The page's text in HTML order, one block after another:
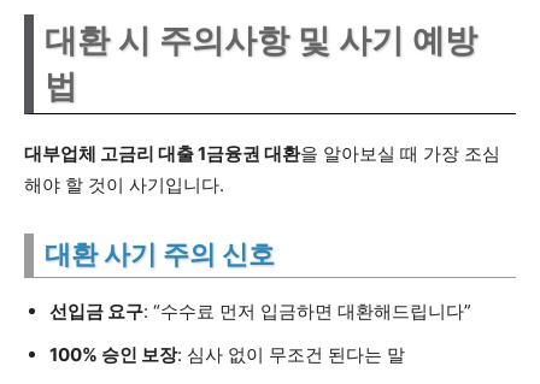
대환 시 주의사항 및 사기 예방
법
대부업체 고금리 대출 1금융권 대환을 알아보실 때 가장 조심
해야 할 것이 사기입니다.
대환 사기 주의 신호
선입금 요구: “수수료 먼저 입금하면 대환해드립니다”
100% 승인 보장: 심사 없이 무조건 된다는 말